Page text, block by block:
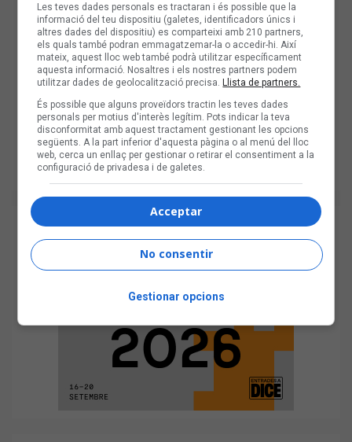
Les teves dades personals es tractaran i és possible que la
informació del teu dispositiu (galetes, identificadors únics i
altres dades del dispositiu) es comparteixi amb 210 partners,
els quals també podran emmagatzemar-la o accedir-hi. Així
mateix, aquest lloc web també podrà utilitzar específicament
aquesta informació. Nosaltres i els nostres partners podem
utilitzar dades de geolocalització precisa.Llista de partners.
És possible que alguns proveïdors tractin les teves dades
personals per motius d'interès legítim. Pots indicar la teva
disconformitat amb aquest tractament gestionant les opcions
següents. A la part inferior d'aquesta pàgina o al menú del lloc
web, cerca un enllaç per gestionar o retirar el consentiment a la
configuració de privadesa i de galetes.
Acceptar
No consentir
Gestionar opcions